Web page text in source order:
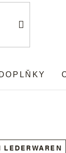
DOPLŇKY
LEDERWAREN